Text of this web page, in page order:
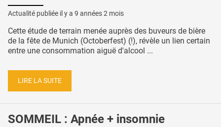
Actualité publiée il y a 9 années 2 mois
Cette étude de terrain menée auprès des buveurs de bière
de la fête de Munich (Octoberfest) (!), révèle un lien certain
entre une consommation aiguë d'alcool ...
LIRE LA SUITE
SOMMEIL : Apnée + insomnie